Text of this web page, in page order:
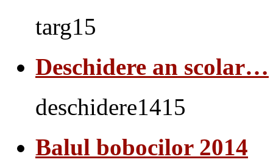
targ15
Deschidere an scolar…
deschidere1415
Balul bobocilor 2014